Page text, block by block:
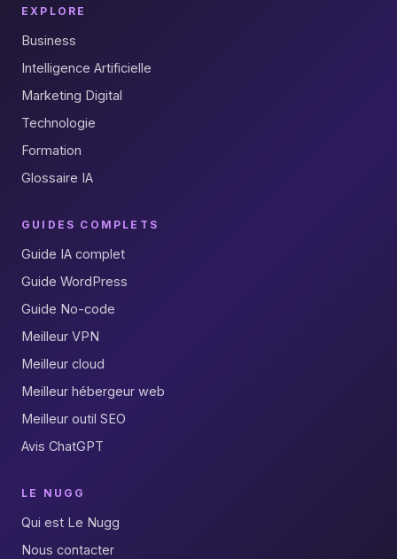
EXPLORE
Business
Intelligence Artificielle
Marketing Digital
Technologie
Formation
Glossaire IA
GUIDES COMPLETS
Guide IA complet
Guide WordPress
Guide No-code
Meilleur VPN
Meilleur cloud
Meilleur hébergeur web
Meilleur outil SEO
Avis ChatGPT
LE NUGG
Qui est Le Nugg
Nous contacter